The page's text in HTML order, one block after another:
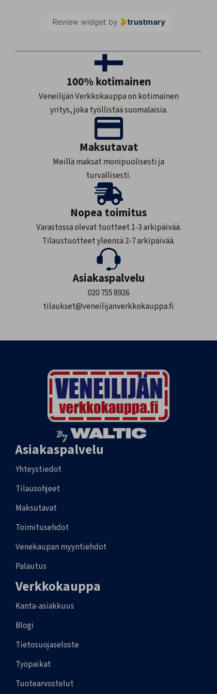
Review widget by trustmary
100% kotimainen
Veneilijän Verkkokauppa on kotimainen
yritys, joka työllistää suomalaisia.
Maksutavat
Meillä maksat monipuolisesti ja
turvallisesti.
Nopea toimitus
Varastossa olevat tuotteet 1-3 arkipäivää.
Tilaustuotteet yleensä 2-7 arkipäivää.
Asiakaspalvelu
020 755 8926
tilaukset@veneilijanverkkokauppa.fi
Asiakaspalvelu
Yhteystiedot
Tilausohjeet
Maksutavat
Toimitusehdot
Venekaupan myyntiehdot
Palautus
Verkkokauppa
Kanta-asiakkuus
Blogi
Tietosuojaseloste
Työpaikat
Tuotearvostelut